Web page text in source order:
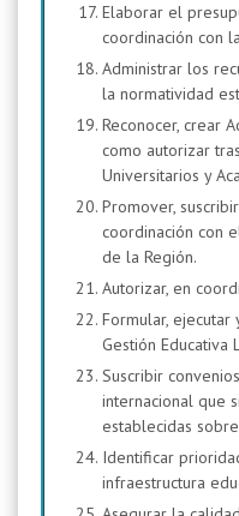
Elaborar el
coordinación con
Administrar los
la normatividad
Reconocer, crear
como autorizar
Universitarios y
Promover,
coordinación con
de la Región.
Autorizar, en
Formular,
Gestión Educativa
Suscribir
internacional que
establecidas
Identificar
infraestructura